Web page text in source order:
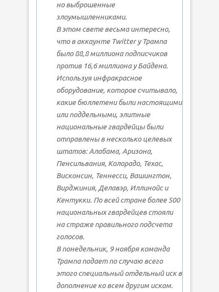
но выброшенные
злоумышленниками.
В этом свете весьма интересно,
что в аккаунте Twitter у Трампа
было 88,8 миллиона подписчиков
против 16,6 миллиона у Байдена.
Используя инфракрасное
оборудование, которое считывало,
какие бюллетени были настоящими
или поддельными, элитные
национальные гвардейцы были
отправлены в несколько целевых
штатов: Алабама, Аризона,
Пенсильвания, Колорадо, Техас,
Висконсин, Теннесси, Вашингтон,
Вирджиния, Делавэр, Иллинойс и
Кентукки. По всей стране более 500
национальных гвардейцев стояли
на страже правильного подсчета
голосов.
В понедельник, 9 ноября команда
Трампа подает по случаю всего
этого специальный отдельный иск в
дополнение ко всем другим искам.